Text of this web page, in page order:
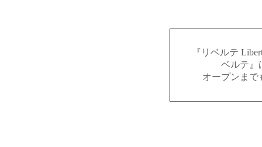
『リベルテ
ベルテ』
オープンまで